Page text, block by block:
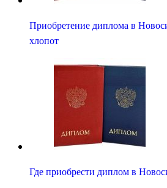
Приобретение диплома в
хлопот
Где приобрести диплом в